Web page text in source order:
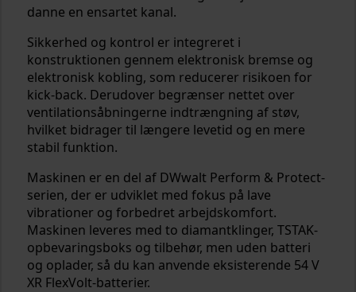
danne en ensartet kanal.
Sikkerhed og kontrol er integreret i
konstruktionen gennem elektronisk bremse og
elektronisk kobling, som reducerer risikoen for
kick-back. Derudover begrænser nettet over
ventilationsåbningerne indtrængning af støv,
hvilket bidrager til længere levetid og en mere
stabil funktion.
Maskinen er en del af DWwalt Perform & Protect-
serien, der er udviklet med fokus på lave
vibrationer og forbedret arbejdskomfort.
Maskinen leveres med to diamantklinger, TSTAK-
opbevaringsboks og tilbehør, men uden batteri
og oplader, så du kan anvende eksisterende 54 V
XR FlexVolt-batterier.